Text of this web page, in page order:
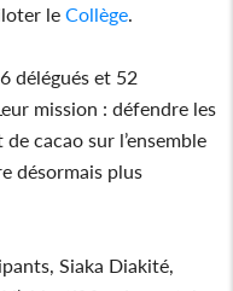
le Collège
délégués et 52
mission : défendre les
cacao sur l’ensemble
désormais plus
Siaka Diakité,